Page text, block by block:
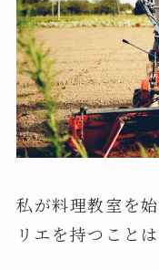
私が料理教室を
リエを持つこと